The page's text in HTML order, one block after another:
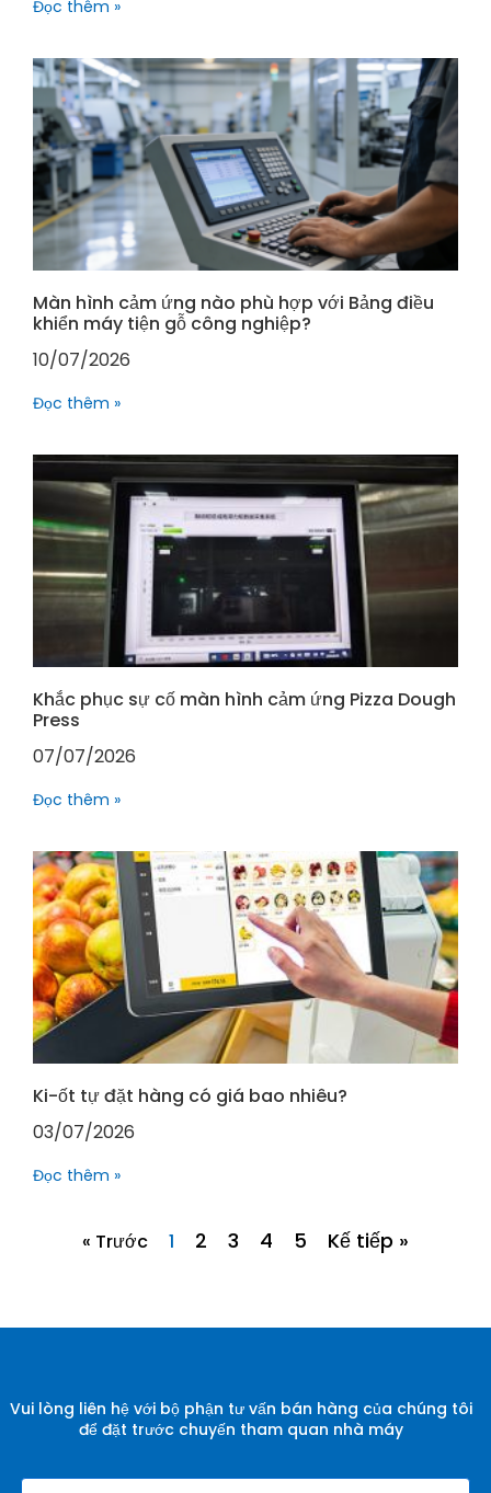
Đọc thêm »
Màn hình cảm ứng nào phù hợp với Bảng điều
khiển máy tiện gỗ công nghiệp?
10/07/2026
Đọc thêm »
Khắc phục sự cố màn hình cảm ứng Pizza Dough
Press
07/07/2026
Đọc thêm »
Ki-ốt tự đặt hàng có giá bao nhiêu?
03/07/2026
Đọc thêm »
« Trước 1 2 3 4 5 Kế tiếp »
Vui lòng liên hệ với bộ phận tư vấn bán hàng của chúng tôi
để đặt trước chuyến tham quan nhà máy